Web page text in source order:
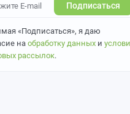
Подписаться
«Подписаться», я даю
наобработку данных и
рассылок.